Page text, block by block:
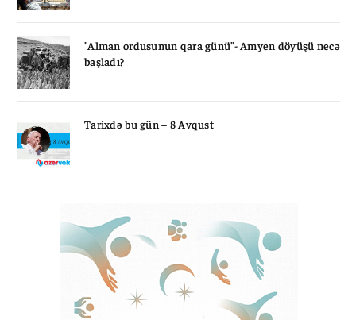
"Alman ordusunun qara günü"- Amyen döyüşü necə
başladı?
Tarixdə bu gün – 8 Avqust